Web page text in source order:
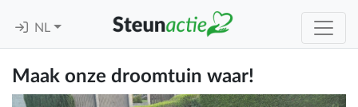
NL
Maak onze droomtuin waar!